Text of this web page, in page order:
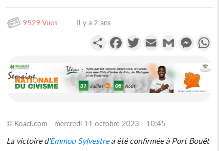
9529 Vues Il y a 2 ans
PartagerFacebookTwitterEmail Gmail
© Koaci.com - mercredi 11 octobre 2023 - 10:45
La victoire d'Emmou Sylvestrea été confirmée à Port Bouët